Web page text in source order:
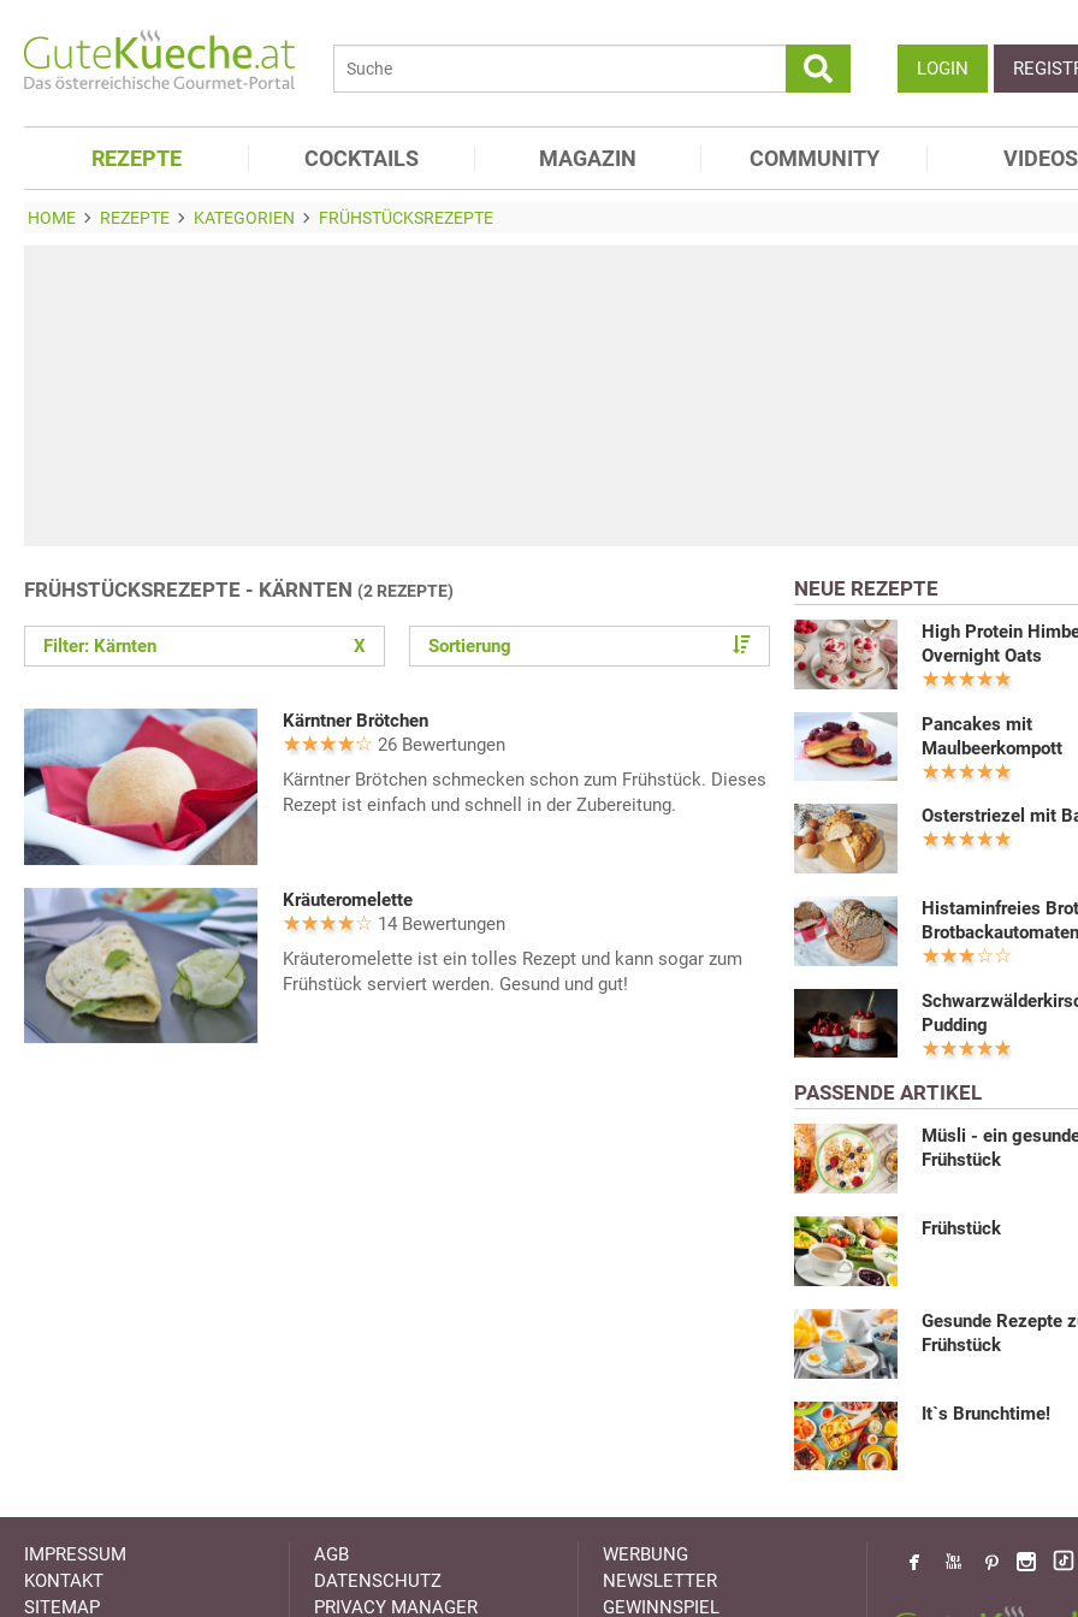
LOGIN
REZEPTE COCKTAILS MAGAZIN COMMUNITY VIDEOS
HOME REZEPTE KATEGORIEN FRÜHSTÜCKSREZEPTE
FRÜHSTÜCKSREZEPTE - KÄRNTEN (2 REZEPTE)
Filter: Kärnten X Sortierung
Kärntner Brötchen
26 Bewertungen
Kärntner Brötchen schmecken schon zum Frühstück. Dieses
Rezept ist einfach und schnell in der Zubereitung.
Kräuteromelette
14 Bewertungen
Kräuteromelette ist ein tolles Rezept und kann sogar zum
Frühstück serviert werden. Gesund und gut!
NEUE REZEPTE
High Protein
Overnight Oats
Pancakes mit
Maulbeerkompott
Osterstriezel mit
Histaminfreies
Brotbackautomaten
Pudding
PASSENDE ARTIKEL
Müsli - ein
Frühstück
Frühstück
Gesunde Rezepte
Frühstück
It`s Brunchtime!
IMPRESSUM
KONTAKT
SITEMAP
AGB
DATENSCHUTZ
PRIVACY MANAGER
WERBUNG
NEWSLETTER
GEWINNSPIEL